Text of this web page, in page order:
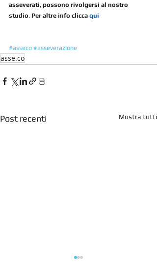
asseverati, possono rivolgersi al nostro
studio. Per altre info clicca qui
#asseco #asseverazione
asse.co
Post recenti Mostra tutti